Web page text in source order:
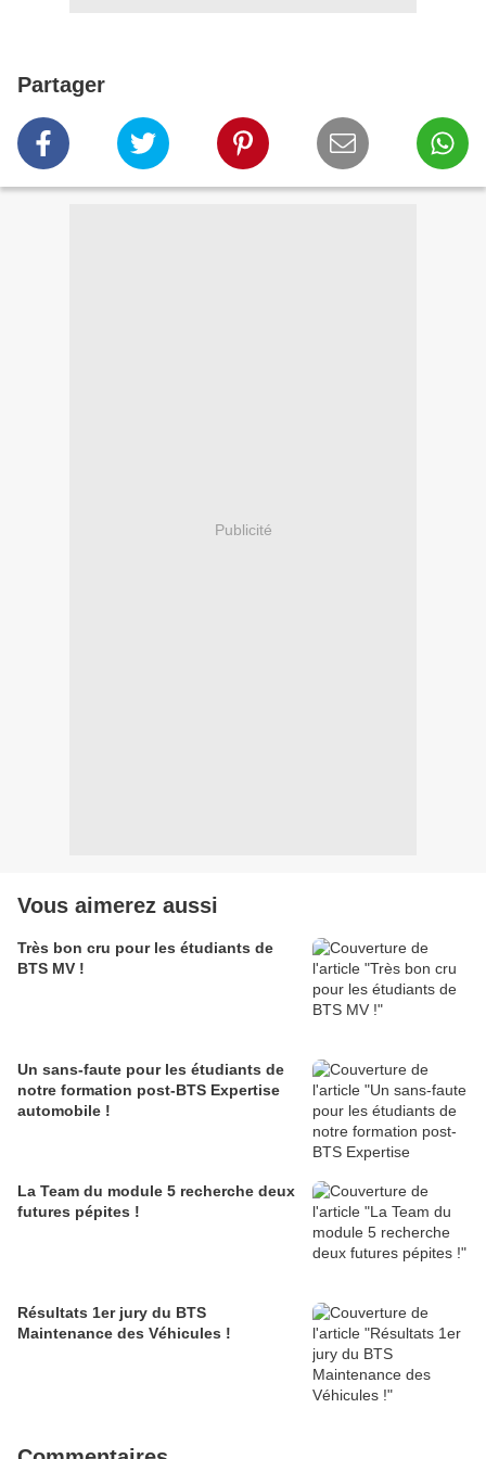
Partager
Publicité
Vous aimerez aussi
Très bon cru pour les étudiants de
BTS MV !
Un sans-faute pour les étudiants de
notre formation post-BTS Expertise
automobile !
La Team du module 5 recherche deux
futures pépites !
Résultats 1er jury du BTS
Maintenance des Véhicules !